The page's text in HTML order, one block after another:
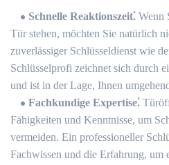
Schnelle Reaktionszeit⁚ Wenn
Tür stehen, möchten Sie natürlich
zuverlässiger Schlüsseldienst wie
Schlüsselprofi zeichnet sich durch
und ist in der Lage, Ihnen
Fachkundige Expertise⁚
Fähigkeiten und Kenntnisse, um
vermeiden. Ein professioneller
Fachwissen und die Erfahrung, um